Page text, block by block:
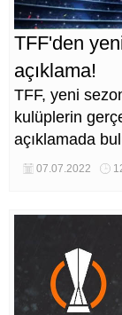
TFF'den
açıklama!
TFF, yeni
kulüplerin
açıklamada
07.07.2022